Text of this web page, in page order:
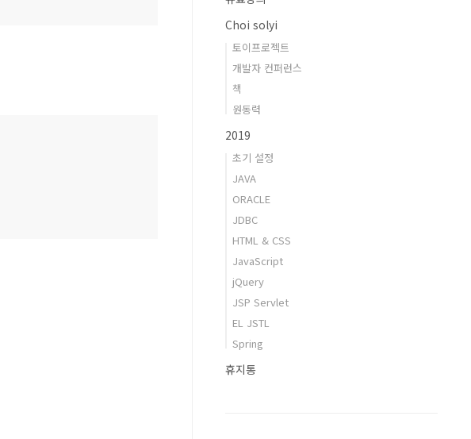
Choi solyi
토이프로젝트
개발자 컨퍼런스
책
원동력
2019
초기 설정
JAVA
ORACLE
JDBC
HTML & CSS
JavaScript
jQuery
JSP Servlet
EL JSTL
Spring
휴지통